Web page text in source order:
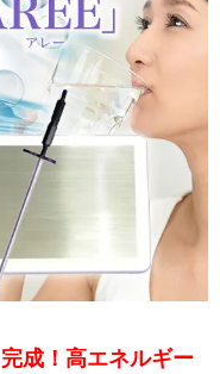
成！高エネルギー